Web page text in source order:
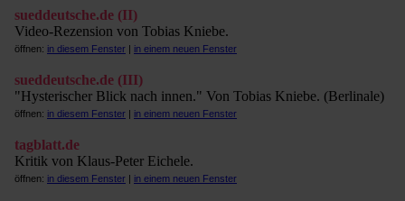
sueddeutsche.de (II)
Video-Rezension von Tobias Kniebe.
öffnen: in diesem Fenster | in einem neuen Fenster
sueddeutsche.de (III)
"Hysterischer Blick nach innen." Von Tobias Kniebe. (Berlinale)
öffnen: in diesem Fenster | in einem neuen Fenster
tagblatt.de
Kritik von Klaus-Peter Eichele.
öffnen: in diesem Fenster | in einem neuen Fenster